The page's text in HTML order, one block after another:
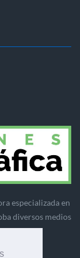
especializada en
diversos medios
la